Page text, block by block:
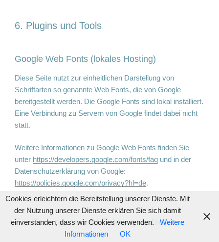
6. Plugins und Tools
Google Web Fonts (lokales Hosting)
Diese Seite nutzt zur einheitlichen Darstellung von
Schriftarten so genannte Web Fonts, die von Google
bereitgestellt werden. Die Google Fonts sind lokal installiert.
Eine Verbindung zu Servern von Google findet dabei nicht
statt.
Weitere Informationen zu Google Web Fonts finden Sie
unter https://developers.google.com/fonts/faq und in der
Datenschutzerklärung von Google:
https://policies.google.com/privacy?hl=de.
7. eCommerce und Zahlungs­anbieter
Cookies erleichtern die Bereitstellung unserer Dienste. Mit
der Nutzung unserer Dienste erklären Sie sich damit
einverstanden, dass wir Cookies verwenden.
Weitere
Informationen
OK